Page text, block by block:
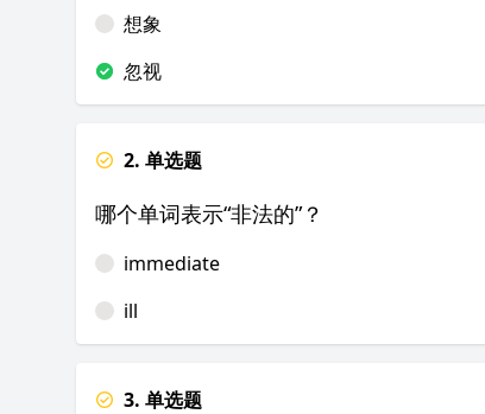
想象
忽视
2. 单选题
哪个单词表示“非法的”？
immediate
ill
3. 单选题